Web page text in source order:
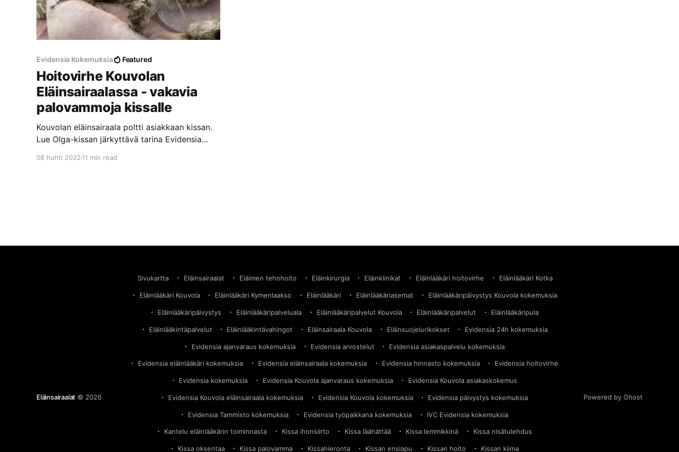
Evidensia Kokemuksia Featured
Hoitovirhe Kouvolan
Eläinsairaalassa - vakavia
palovammoja kissalle
Kouvolan eläinsairaala poltti asiakkaan kissan.
Lue Olga-kissan järkyttävä tarina Evidensia
08 huhti 2022 11 min read
Eläinsairaalat © 2026
Sivukartta Eläinsairaalat Eläimen tehohoito Eläinkirurgia Eläinklinikat Eläinlääkäri hoitovirhe Eläinlääkäri Kotka
Eläinlääkäri Kouvola Eläinlääkäri Kymenlaakso Eläinlääkäri Eläinlääkäriasemat Eläinlääkäripäivystys Kouvola kokemuksia
Eläinlääkäripäivystys Eläinlääkäripalveluala Eläinlääkäripalvelut Kouvola Eläinlääkäripalvelut Eläinlääkäripula
Eläinlääkintäpalvelut Eläinlääkintävahingot Eläinsairaala Kouvola Eläinsuojelurikokset Evidensia 24h kokemuksia
Evidensia ajanvaraus kokemuksia Evidensia arvostelut Evidensia asiakaspalvelu kokemuksia
Evidensia eläinlääkäri kokemuksia Evidensia eläinsairaala kokemuksia Evidensia hinnasto kokemuksia Evidensia hoitovirhe
Evidensia kokemuksia Evidensia Kouvola ajanvaraus kokemuksia Evidensia Kouvola asiakaskokemus
Evidensia Kouvola eläinsairaala kokemuksia Evidensia Kouvola kokemuksia Evidensia päivystys kokemuksia
Evidensia Tammisto kokemuksia Evidensia työpaikkana kokemuksia IVC Evidensia kokemuksia
Kantelu eläinlääkärin toiminnasta Kissa ihonsiirto Kissa läähättää Kissa lemmikkinä Kissa nisätulehdus
Kissa oksentaa Kissa palovamma Kissahieronta Kissan ensiapu Kissan hoito Kissan kiima
Powered by Ghost